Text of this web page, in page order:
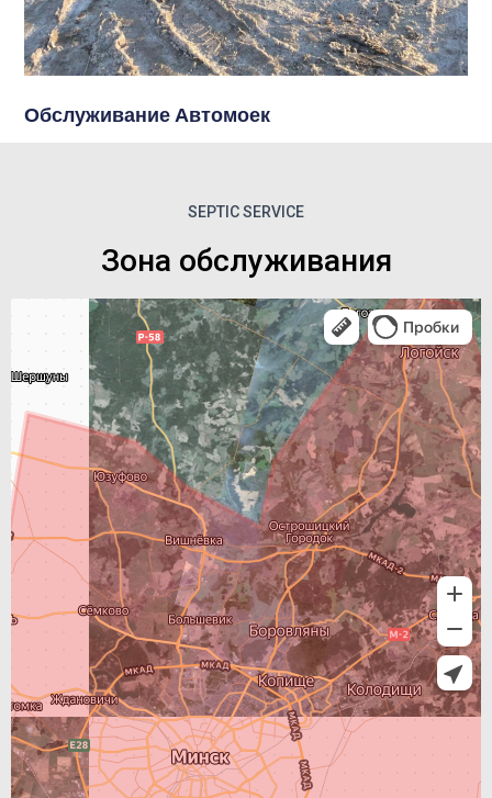
Обслуживание Автомоек
SEPTIC SERVICE
Зона обслуживания